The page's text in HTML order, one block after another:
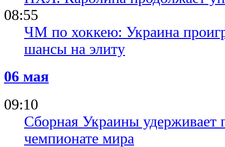
08:55
ЧМ по хоккею: Украина
шансы на элиту
06 мая
09:10
Сборная Украины удерживает
чемпионате мира